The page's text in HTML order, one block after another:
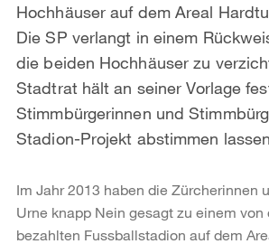
Hochhäuser auf dem Areal
Die SP verlangt in einem
die beiden Hochhäuser zu
Stadtrat hält an seiner Vorlage
Stimmbürgerinnen und
Stadion-Projekt abstimmen
Im Jahr 2013 haben die Zürcherinnen
Urne knapp Nein gesagt zu einem von
bezahlten Fussballstadion auf dem